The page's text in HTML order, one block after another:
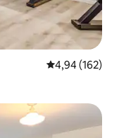
4,94 (162)